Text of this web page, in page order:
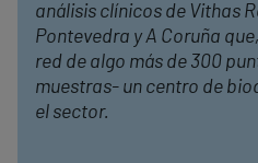
análisis clínicos de Vithas
Pontevedra y A Coruña
red de algo más de 300
muestras- un centro de
el sector.